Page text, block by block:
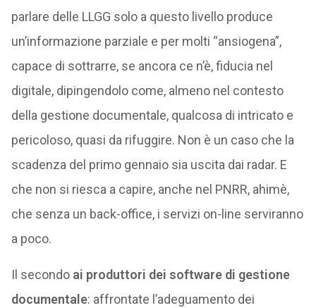
parlare delle LLGG solo a questo livello produce
un’informazione parziale e per molti “ansiogena”,
capace di sottrarre, se ancora ce n’è, fiducia nel
digitale, dipingendolo come, almeno nel contesto
della gestione documentale, qualcosa di intricato e
pericoloso, quasi da rifuggire. Non è un caso che la
scadenza del primo gennaio sia uscita dai radar. E
che non si riesca a capire, anche nel PNRR, ahimè,
che senza un back-office, i servizi on-line serviranno
a poco.
Il secondo ai produttori dei software di gestione
documentale: affrontate l’adeguamento dei